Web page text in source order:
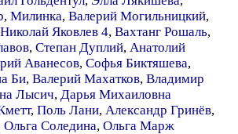
, Милинка, Валерий Могильницкий,
Николай Яковлев 4, Вахтанг Рошаль,
, Степан Дуплий, Анатолий
Аванесов, Софья Биктяшева,
Би, Валерий Махатков, Владимир
Лысич, Дарья Михаиловна
, Поль Лани, Александр Гринёв,
Ольга Соледина, Ольга Марж